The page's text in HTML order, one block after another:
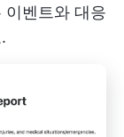
이벤트와 대응